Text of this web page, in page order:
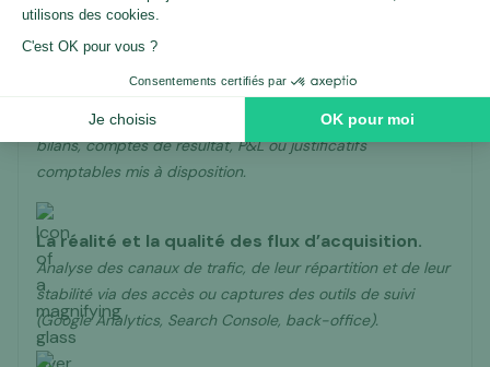
de vérification structuré
portant notamment sur les éléments suivants :
Les performances financières déclarées.
Chiffre d’affaires, charges et EBE analysés à partir des
bilans, comptes de résultat, P&L ou justificatifs
comptables mis à disposition.
La réalité et la qualité des flux d’acquisition.
Analyse des canaux de trafic, de leur répartition et de leur
stabilité via des accès ou captures des outils de suivi
(Google Analytics, Search Console, back-office).